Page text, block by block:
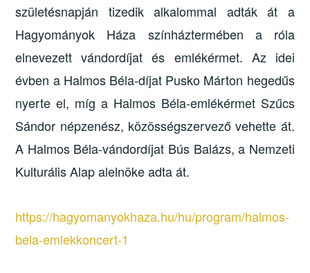
születésnapján tizedik alkalommal adták át a
Hagyományok Háza színháztermében a róla
elnevezett vándordíjat és emlékérmet. Az idei
évben a Halmos Béla-díjat Pusko Márton hegedűs
nyerte el, míg a Halmos Béla-emlékérmet Szűcs
Sándor népzenész, közösségszervező vehette át.
A Halmos Béla-vándordíjat Bús Balázs, a Nemzeti
Kulturális Alap alelnöke adta át.
https://hagyomanyokhaza.hu/hu/program/halmos-
bela-emlekkoncert-1